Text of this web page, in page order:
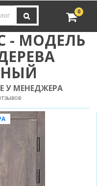
0
- МОДЕЛЬ
У МЕНЕДЖЕРА